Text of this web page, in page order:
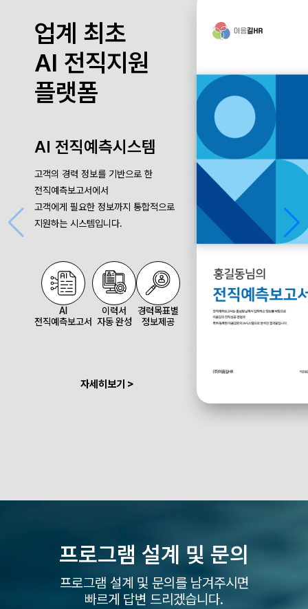
업계 최초
AI 전직지원
플랫폼
AI 전직예측시스템
고객의 경력 정보를 기반으로 한
전직예측보고서에서
고객에게 필요한 정보까지 통합적으로
지원하는 시스템입니다.
AI
전직예측보고서
이력서
자동 완성
경력목표별
정보제공
자세히보기 >
프로그램 설계 및 문의
프로그램 설계 및 문의를 남겨주시면
빠르게 답변 드리겠습니다.